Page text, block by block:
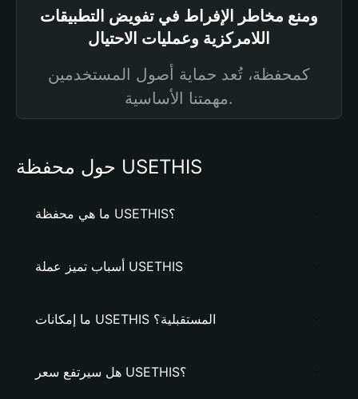
ومنع مخاطر الإفراط في تفويض التطبيقات
اللامركزية وعمليات الاحتيال
كمحفظة، تُعد حماية أصول المستخدمين
مهمتنا الأساسية.
حول محفظة USETHIS
ما هي محفظة USETHIS؟
أسباب تميز عملة USETHIS
ما إمكانات USETHIS المستقبلية؟
هل سيرتفع سعر USETHIS؟